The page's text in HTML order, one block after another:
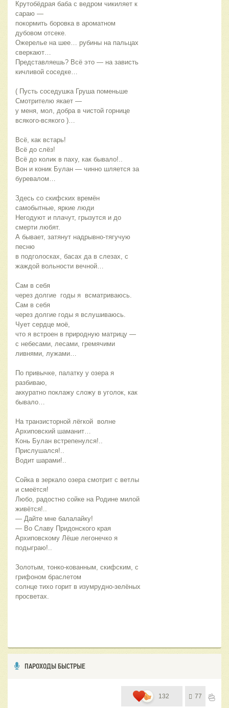
Крутобёдрая баба с ведром чикиляет к
сараю —
покормить боровка в ароматном
дубовом отсеке.
Ожерелье на шее… рубины на пальцах
сверкают…
Представляешь? Всё это — на зависть
кичливой соседке…
( Пусть соседушка Груша поменьше
Смотрителю якает —
у меня, мол, добра в чистой горнице
всякого-всякого )…
Всё, как встарь!
Всё до слёз!
Всё до колик в паху, как бывало!..
Вон и коник Булан — чинно шляется за
буревалом…
Здесь со скифских времён
самобытные, яркие люди
Негодуют и плачут, грызутся и до
смерти любят.
А бывает, затянут надрывно-тягучую
песню
в подголосках, басах да в слезах, с
жаждой вольности вечной…
Сам в себя
через долгие  годы я  всматриваюсь.
Сам в себя
через долгие годы я вслушиваюсь.
Чует сердце моё,
с небесами, лесами, гремячими
ливнями, лужами…
По привычке, палатку у озера я
разбиваю,
аккуратно поклажу сложу в уголок, как
бывало…
На транзисторной лёгкой  волне
Архиповский шаманит…
Конь Булан встрепенулся!..
Прислушался!..
Водит шарами!..
Сойка в зеркало озера смотрит с ветлы
и смеётся!
Любо, радостно сойке на Родине милой
живётся!..
— Дайте мне балалайку!
— Во Славу Придонского края
Архиповскому Лёше легонечко я
подыграю!..
Золотым, тонко-кованным, скифским, с
грифоном браслетом
солнце тихо горит в изумрудно-зелёных
просветах.
ПАРОХОДЫ БЫСТРЫЕ
132 77